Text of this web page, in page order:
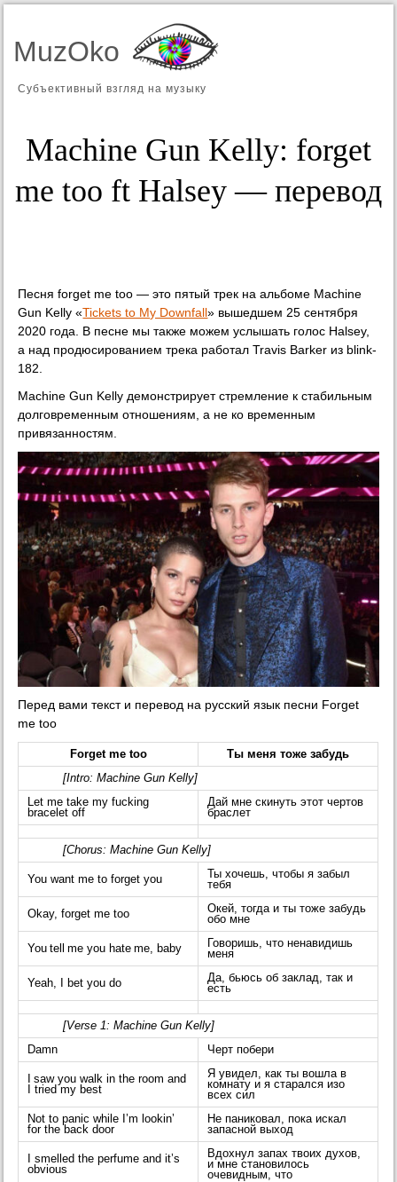
MuzOko
Субъективный взгляд на музыку
Machine Gun Kelly: ​forget
me too ft Halsey — перевод
Песня forget me too — это пятый трек на альбоме Machine
Gun Kelly «Tickets to My Downfall» вышедшем 25 сентября
2020 года. В песне мы также можем услышать голос Halsey,
а над продюсированием трека работал Travis Barker из blink-
182.
Machine Gun Kelly демонстрирует стремление к стабильным
долговременным отношениям, а не ко временным
привязанностям.
Перед вами текст и перевод на русский язык песни Forget
me too
Forget me too
Ты меня тоже забудь
[Intro: Machine Gun Kelly]
Let me take my fucking
bracelet off
Дай мне скинуть этот чертов
браслет
[Chorus: Machine Gun Kelly]
You want me to forget you
Ты хочешь, чтобы я забыл
тебя
Okay, forget me too
Окей, тогда и ты тоже забудь
обо мне
You tell me you hate me, baby
Говоришь, что ненавидишь
меня
Yeah, I bet you do
Да, бьюсь об заклад, так и
есть
[Verse 1: Machine Gun Kelly]
Damn
Черт побери
I saw you walk in the room and
I tried my best
Я увидел, как ты вошла в
комнату и я старался изо
всех сил
Not to panic while I’m lookin’
for the back door
Не паниковал, пока искал
запасной выход
I smelled the perfume and it’s
obvious
Вдохнул запах твоих духов,
и мне становилось
очевидным, что